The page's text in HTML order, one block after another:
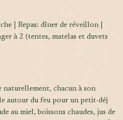
à 2 (tentes, matelas et duvets
autour du feu pour un petit-déj
au miel, boissons chaudes, jus de